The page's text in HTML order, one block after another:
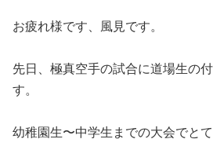
お疲れ様です、風見です。
先日、極真空手の試合に道場生の
す。
幼稚園生〜中学生までの大会でと